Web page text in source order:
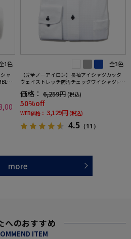
1色
ャ
全3色
【完全ノーアイロン】長袖アイシャツカッタ
ウェイストレッチ防汚チェックワイシャツi-sh
価格： 6,259円 (税込)
50%off
WEB価格： 3,129円 (税込)
4.5 （11）
more
へのおすすめ
ITEM